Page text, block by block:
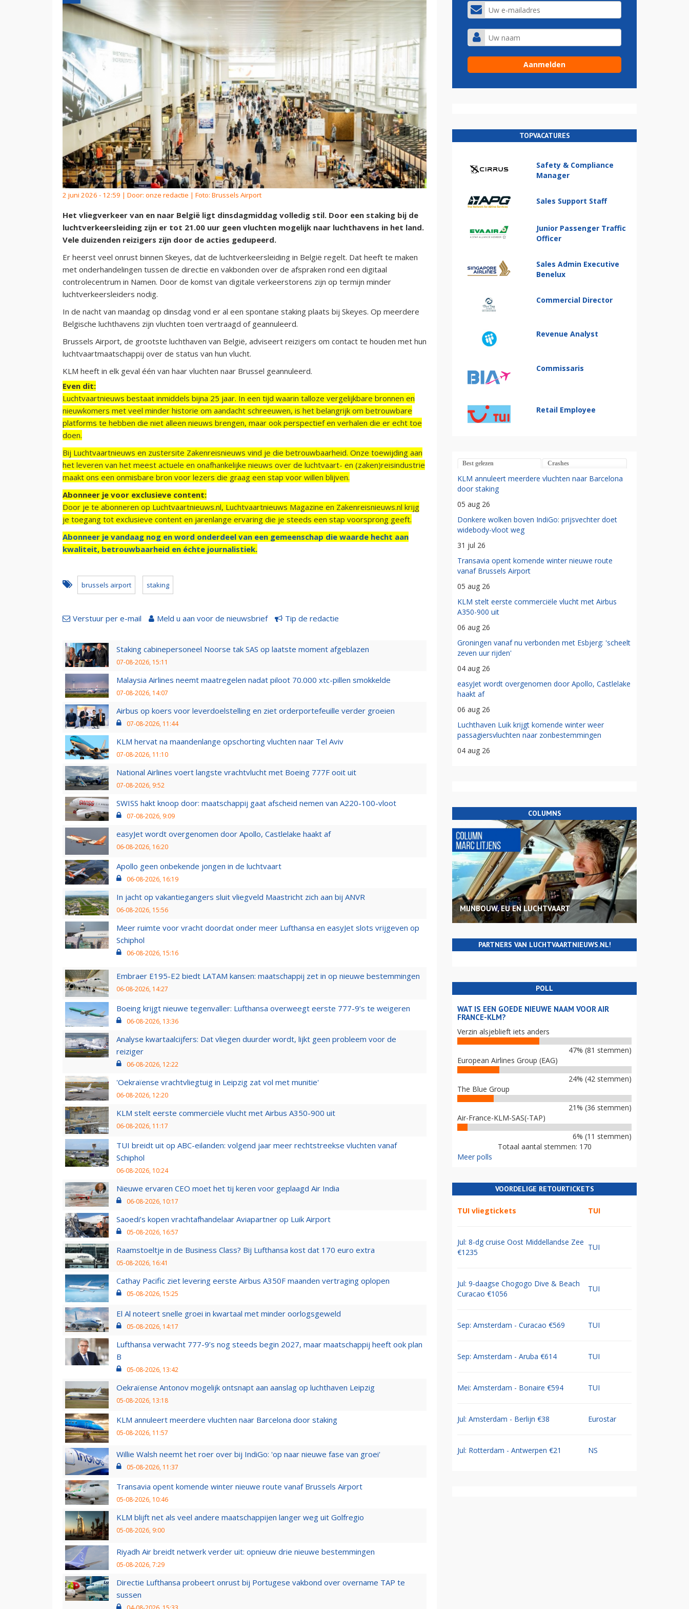
2 juni 2026 - 12:59 | Door: onze redactie | Foto: Brussels Airport
Het vliegverkeer van en naar België ligt dinsdagmiddag volledig stil. Door een staking bij de
luchtverkeersleiding zijn er tot 21.00 uur geen vluchten mogelijk naar luchthavens in het land.
Vele duizenden reizigers zijn door de acties gedupeerd.
Er heerst veel onrust binnen Skeyes, dat de luchtverkeersleiding in België regelt. Dat heeft te maken
met onderhandelingen tussen de directie en vakbonden over de afspraken rond een digitaal
controlecentrum in Namen. Door de komst van digitale verkeerstorens zijn op termijn minder
luchtverkeersleiders nodig.
In de nacht van maandag op dinsdag vond er al een spontane staking plaats bij Skeyes. Op meerdere
Belgische luchthavens zijn vluchten toen vertraagd of geannuleerd.
Brussels Airport, de grootste luchthaven van België, adviseert reizigers om contact te houden met hun
luchtvaartmaatschappij over de status van hun vlucht.
KLM heeft in elk geval één van haar vluchten naar Brussel geannuleerd.
Even dit:
Luchtvaartnieuws bestaat inmiddels bijna 25 jaar. In een tijd waarin talloze vergelijkbare bronnen en
nieuwkomers met veel minder historie om aandacht schreeuwen, is het belangrijk om betrouwbare
platforms te hebben die niet alleen nieuws brengen, maar ook perspectief en verhalen die er echt toe
doen.
Bij Luchtvaartnieuws en zustersite Zakenreisnieuws vind je die betrouwbaarheid. Onze toewijding aan
het leveren van het meest actuele en onafhankelijke nieuws over de luchtvaart- en (zaken)reisindustrie
maakt ons een onmisbare bron voor lezers die graag een stap voor willen blijven.
Abonneer je voor exclusieve content:
Door je te abonneren op Luchtvaartnieuws.nl, Luchtvaartnieuws Magazine en Zakenreisnieuws.nl krijg
je toegang tot exclusieve content en jarenlange ervaring die je steeds een stap voorsprong geeft.
Abonneer je vandaag nog en word onderdeel van een gemeenschap die waarde hecht aan
kwaliteit, betrouwbaarheid en échte journalistiek.
brussels airport staking
Verstuur per e-mail Meld u aan voor de nieuwsbrief Tip de redactie
Staking cabinepersoneel Noorse tak SAS op laatste moment afgeblazen
07-08-2026, 15:11
Malaysia Airlines neemt maatregelen nadat piloot 70.000 xtc-pillen smokkelde
07-08-2026, 14:07
Airbus op koers voor leverdoelstelling en ziet orderportefeuille verder groeien
07-08-2026, 11:44
KLM hervat na maandenlange opschorting vluchten naar Tel Aviv
07-08-2026, 11:10
National Airlines voert langste vrachtvlucht met Boeing 777F ooit uit
07-08-2026, 9:52
SWISS hakt knoop door: maatschappij gaat afscheid nemen van A220-100-vloot
07-08-2026, 9:09
easyJet wordt overgenomen door Apollo, Castlelake haakt af
06-08-2026, 16:20
Apollo geen onbekende jongen in de luchtvaart
06-08-2026, 16:19
In jacht op vakantiegangers sluit vliegveld Maastricht zich aan bij ANVR
06-08-2026, 15:56
Meer ruimte voor vracht doordat onder meer Lufthansa en easyJet slots vrijgeven op
Schiphol
06-08-2026, 15:16
Embraer E195-E2 biedt LATAM kansen: maatschappij zet in op nieuwe bestemmingen
06-08-2026, 14:27
Boeing krijgt nieuwe tegenvaller: Lufthansa overweegt eerste 777-9’s te weigeren
06-08-2026, 13:36
Analyse kwartaalcijfers: Dat vliegen duurder wordt, lijkt geen probleem voor de
reiziger
06-08-2026, 12:22
'Oekraïense vrachtvliegtuig in Leipzig zat vol met munitie'
06-08-2026, 12:20
KLM stelt eerste commerciële vlucht met Airbus A350-900 uit
06-08-2026, 11:17
TUI breidt uit op ABC-eilanden: volgend jaar meer rechtstreekse vluchten vanaf
Schiphol
06-08-2026, 10:24
Nieuwe ervaren CEO moet het tij keren voor geplaagd Air India
06-08-2026, 10:17
Saoedi’s kopen vrachtafhandelaar Aviapartner op Luik Airport
05-08-2026, 16:57
Raamstoeltje in de Business Class? Bij Lufthansa kost dat 170 euro extra
05-08-2026, 16:41
Cathay Pacific ziet levering eerste Airbus A350F maanden vertraging oplopen
05-08-2026, 15:25
El Al noteert snelle groei in kwartaal met minder oorlogsgeweld
05-08-2026, 14:17
Lufthansa verwacht 777-9’s nog steeds begin 2027, maar maatschappij heeft ook plan
B
05-08-2026, 13:42
Oekraïense Antonov mogelijk ontsnapt aan aanslag op luchthaven Leipzig
05-08-2026, 13:18
KLM annuleert meerdere vluchten naar Barcelona door staking
05-08-2026, 11:57
Willie Walsh neemt het roer over bij IndiGo: 'op naar nieuwe fase van groei'
05-08-2026, 11:37
Transavia opent komende winter nieuwe route vanaf Brussels Airport
05-08-2026, 10:46
KLM blijft net als veel andere maatschappijen langer weg uit Golfregio
05-08-2026, 9:00
Riyadh Air breidt netwerk verder uit: opnieuw drie nieuwe bestemmingen
05-08-2026, 7:29
Directie Lufthansa probeert onrust bij Portugese vakbond over overname TAP te
sussen
TOPVACATURES
Safety & Compliance
Manager
Sales Support Staff
Junior Passenger Traffic
Officer
Sales Admin Executive
Benelux
Commercial Director
Revenue Analyst
Commissaris
Retail Employee
Best gelezen Crashes
KLM annuleert meerdere vluchten naar Barcelona
door staking
05 aug 26
Donkere wolken boven IndiGo: prijsvechter doet
widebody-vloot weg
31 jul 26
Transavia opent komende winter nieuwe route
vanaf Brussels Airport
05 aug 26
KLM stelt eerste commerciële vlucht met Airbus
A350-900 uit
06 aug 26
Groningen vanaf nu verbonden met Esbjerg: 'scheelt
zeven uur rijden'
04 aug 26
easyJet wordt overgenomen door Apollo, Castlelake
haakt af
06 aug 26
Luchthaven Luik krijgt komende winter weer
passagiersvluchten naar zonbestemmingen
04 aug 26
COLUMNS
MIJNBOUW, EU EN LUCHTVAART
PARTNERS VAN LUCHTVAARTNIEUWS.NL!
POLL
WAT IS EEN GOEDE NIEUWE NAAM VOOR AIR
FRANCE-KLM?
Verzin alsjeblieft iets anders
47% (81 stemmen)
European Airlines Group (EAG)
24% (42 stemmen)
The Blue Group
21% (36 stemmen)
Air-France-KLM-SAS(-TAP)
6% (11 stemmen)
Totaal aantal stemmen: 170
Meer polls
VOORDELIGE RETOURTICKETS
TUI vliegtickets TUI
Jul: 8-dg cruise Oost Middellandse Zee
€1235
TUI
Jul: 9-daagse Chogogo Dive & Beach
Curacao €1056
TUI
Sep: Amsterdam - Curacao €569 TUI
Sep: Amsterdam - Aruba €614 TUI
Mei: Amsterdam - Bonaire €594 TUI
Jul: Amsterdam - Berlijn €38 Eurostar
Jul: Rotterdam - Antwerpen €21 NS